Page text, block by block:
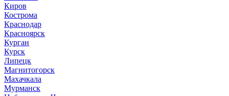
Киров
Кострома
Краснодар
Красноярск
Курган
Курск
Липецк
Магнитогорск
Махачкала
Мурманск